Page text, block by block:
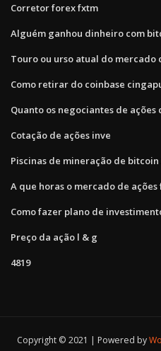
Corretor forex fxtm
Alguém ganhou dinheiro com
Touro ou urso atual do mercado
Como retirar do coinbase
Quanto os negociantes de
Cotação de ações inve
Piscinas de mineração de bitcoin
A que horas o mercado de ações
Como fazer plano de
Preço da ação l & g
4819
Copyright © 2021 | Powered by